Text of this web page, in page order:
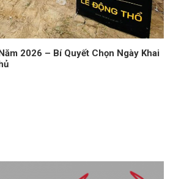
2026 – Bí Quyết Chọn Ngày Khai